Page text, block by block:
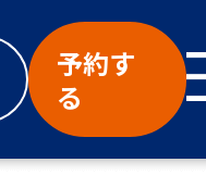
予約す
る